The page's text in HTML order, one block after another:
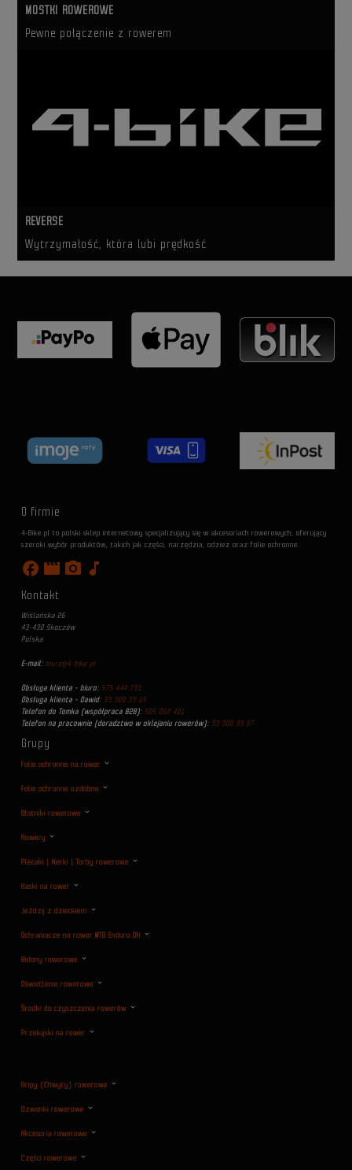
MOSTKI ROWEROWE
Pewne połączenie z rowerem
REVERSE
Wytrzymałość, która lubi prędkość
O firmie
4-Bike.pl to polski sklep internetowy specjalizujący się w akcesoriach rowerowych, oferujący
szeroki wybór produktów, takich jak części, narzędzia, odzież oraz folie ochronne.
facebook movie photo_camera music_note
Kontakt
Wiślańska 26
43-430 Skoczów
Polska
E-mail: biuro@4-bike.pl
Obsługa klienta - biuro: 575 444 731
Obsługa klienta - Dawid: 33 300 33 15
Telefon do Tomka (współpraca B2B): 505 002 401
Telefon na pracownie (doradztwo w oklejaniu rowerów): 33 300 33 97
Grupy
Folie ochronne na rower
Folie ochronne ozdobne
Błotniki rowerowe
Rowery
Plecaki | Nerki | Torby rowerowe
Kaski na rower
Jeździj z dzieckiem
Ochraniacze na rower MTB Enduro DH
Bidony rowerowe
Oświetlenie rowerowe
Środki do czyszczenia rowerów
Przekąski na rower
Gripy (Chwyty) rowerowe
Dzwonki rowerowe
Akcesoria rowerowe
Części rowerowe